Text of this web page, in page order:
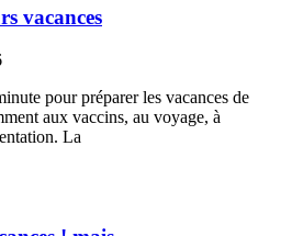
vacances
pour préparer les vacances de
aux vaccins, au voyage, à
La